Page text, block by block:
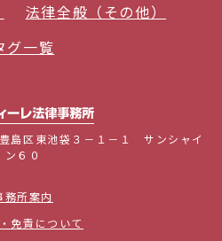
法律全般（その他）
グ一覧
島区東池袋３－１－１ サンシャイ
ン６０
務所案内
免責について